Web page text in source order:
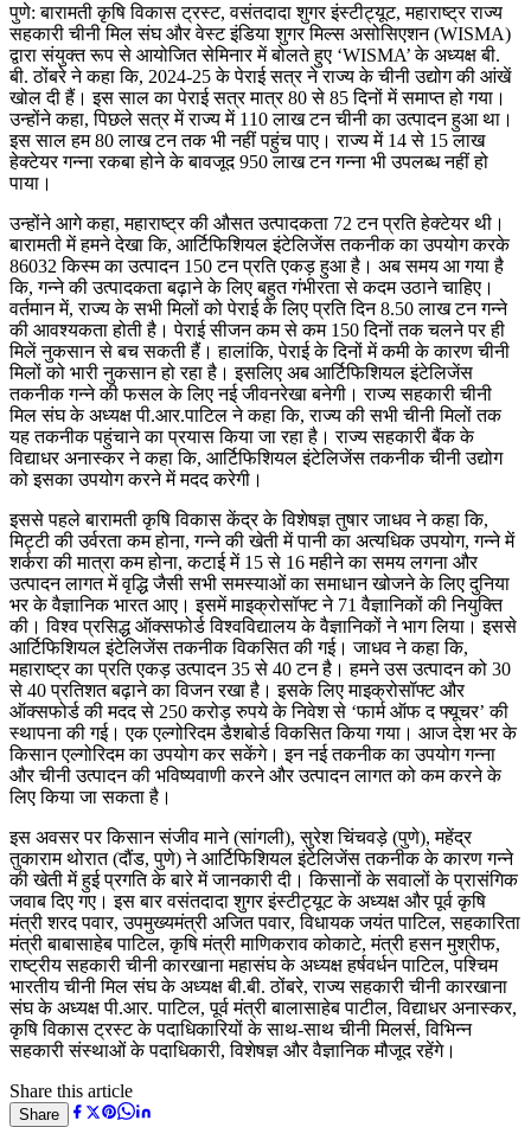
पुणे: बारामती कृषि विकास ट्रस्ट, वसंतदादा शुगर इंस्टीट्यूट, महाराष्ट्र राज्य
सहकारी चीनी मिल संघ और वेस्ट इंडिया शुगर मिल्स असोसिएशन (WISMA)
द्वारा संयुक्त रूप से आयोजित सेमिनार में बोलते हुए ‘WISMA’ के अध्यक्ष बी.
बी. ठोंबरे ने कहा कि, 2024-25 के पेराई सत्र ने राज्य के चीनी उद्योग की आंखें
खोल दी हैं। इस साल का पेराई सत्र मात्र 80 से 85 दिनों में समाप्त हो गया।
उन्होंने कहा, पिछले सत्र में राज्य में 110 लाख टन चीनी का उत्पादन हुआ था।
इस साल हम 80 लाख टन तक भी नहीं पहुंच पाए। राज्य में 14 से 15 लाख
हेक्टेयर गन्ना रकबा होने के बावजूद 950 लाख टन गन्ना भी उपलब्ध नहीं हो
पाया।
उन्होंने आगे कहा, महाराष्ट्र की औसत उत्पादकता 72 टन प्रति हेक्टेयर थी।
बारामती में हमने देखा कि, आर्टिफिशियल इंटेलिजेंस तकनीक का उपयोग करके
86032 किस्म का उत्पादन 150 टन प्रति एकड़ हुआ है। अब समय आ गया है
कि, गन्ने की उत्पादकता बढ़ाने के लिए बहुत गंभीरता से कदम उठाने चाहिए।
वर्तमान में, राज्य के सभी मिलों को पेराई के लिए प्रति दिन 8.50 लाख टन गन्ने
की आवश्यकता होती है। पेराई सीजन कम से कम 150 दिनों तक चलने पर ही
मिलें नुकसान से बच सकती हैं। हालांकि, पेराई के दिनों में कमी के कारण चीनी
मिलों को भारी नुकसान हो रहा है। इसलिए अब आर्टिफिशियल इंटेलिजेंस
तकनीक गन्ने की फसल के लिए नई जीवनरेखा बनेगी। राज्य सहकारी चीनी
मिल संघ के अध्यक्ष पी.आर.पाटिल ने कहा कि, राज्य की सभी चीनी मिलों तक
यह तकनीक पहुंचाने का प्रयास किया जा रहा है। राज्य सहकारी बैंक के
विद्याधर अनास्कर ने कहा कि, आर्टिफिशियल इंटेलिजेंस तकनीक चीनी उद्योग
को इसका उपयोग करने में मदद करेगी।
इससे पहले बारामती कृषि विकास केंद्र के विशेषज्ञ तुषार जाधव ने कहा कि,
मिट्टी की उर्वरता कम होना, गन्ने की खेती में पानी का अत्यधिक उपयोग, गन्ने में
शर्करा की मात्रा कम होना, कटाई में 15 से 16 महीने का समय लगना और
उत्पादन लागत में वृद्धि जैसी सभी समस्याओं का समाधान खोजने के लिए दुनिया
भर के वैज्ञानिक भारत आए। इसमें माइक्रोसॉफ्ट ने 71 वैज्ञानिकों की नियुक्ति
की। विश्व प्रसिद्ध ऑक्सफोर्ड विश्वविद्यालय के वैज्ञानिकों ने भाग लिया। इससे
आर्टिफिशियल इंटेलिजेंस तकनीक विकसित की गई। जाधव ने कहा कि,
महाराष्ट्र का प्रति एकड़ उत्पादन 35 से 40 टन है। हमने उस उत्पादन को 30
से 40 प्रतिशत बढ़ाने का विजन रखा है। इसके लिए माइक्रोसॉफ्ट और
ऑक्सफोर्ड की मदद से 250 करोड़ रुपये के निवेश से ‘फार्म ऑफ द फ्यूचर’ की
स्थापना की गई। एक एल्गोरिदम डैशबोर्ड विकसित किया गया। आज देश भर के
किसान एल्गोरिदम का उपयोग कर सकेंगे। इन नई तकनीक का उपयोग गन्ना
और चीनी उत्पादन की भविष्यवाणी करने और उत्पादन लागत को कम करने के
लिए किया जा सकता है।
इस अवसर पर किसान संजीव माने (सांगली), सुरेश चिंचवड़े (पुणे), महेंद्र
तुकाराम थोरात (दौंड, पुणे) ने आर्टिफिशियल इंटेलिजेंस तकनीक के कारण गन्ने
की खेती में हुई प्रगति के बारे में जानकारी दी। किसानों के सवालों के प्रासंगिक
जवाब दिए गए। इस बार वसंतदादा शुगर इंस्टीट्यूट के अध्यक्ष और पूर्व कृषि
मंत्री शरद पवार, उपमुख्यमंत्री अजित पवार, विधायक जयंत पाटिल, सहकारिता
मंत्री बाबासाहेब पाटिल, कृषि मंत्री माणिकराव कोकाटे, मंत्री हसन मुश्रीफ,
राष्ट्रीय सहकारी चीनी कारखाना महासंघ के अध्यक्ष हर्षवर्धन पाटिल, पश्चिम
भारतीय चीनी मिल संघ के अध्यक्ष बी.बी. ठोंबरे, राज्य सहकारी चीनी कारखाना
संघ के अध्यक्ष पी.आर. पाटिल, पूर्व मंत्री बालासाहेब पाटील, विद्याधर अनास्कर,
कृषि विकास ट्रस्ट के पदाधिकारियों के साथ-साथ चीनी मिलर्स, विभिन्न
सहकारी संस्थाओं के पदाधिकारी, विशेषज्ञ और वैज्ञानिक मौजूद रहेंगे।
Share this article
Share